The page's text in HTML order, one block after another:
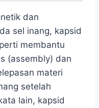
dan
sel inang, kapsid
membantu
(assembly) dan
materi
setelah
lain, kapsid